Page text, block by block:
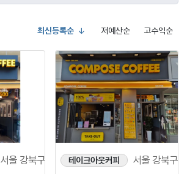
최신등록순 저예산순 고수익순
서울 강북구 테이크아웃커피 서울 강북구